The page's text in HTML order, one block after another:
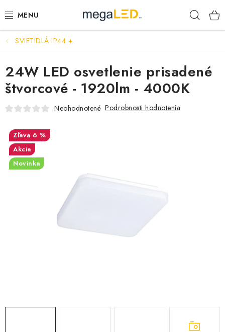
na
PRIEMYSEL
SVIETIDLÁ
ŽIAROVKY A TRUBICE
ELEKTROMATERIÁL
SAMSUNG SVIETIDLÁ
SOLÁRNE SYSTÉMY
OBCHODNÉ PODMIENKY
SVIETIDLÁ IP44 +
24W LED osvetlenie prisadené
štvorcové - 1920lm - 4000K
Neohodnotené Podrobnosti hodnotenia
6 %
Akcia
Novinka